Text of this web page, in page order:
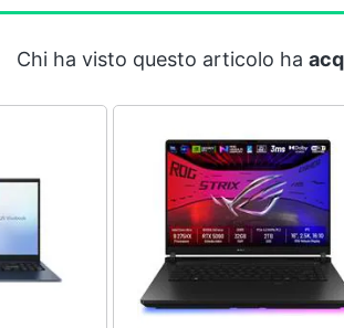
Chi ha visto questo articolo ha